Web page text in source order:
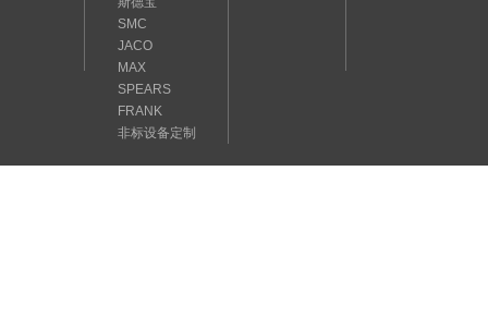
SMC
JACO
MAX
SPEARS
FRANK
非标设备定制